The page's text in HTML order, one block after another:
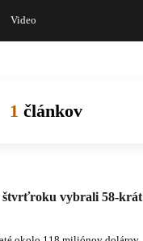
Video
1 článkov
štvrťroku vybrali 58-krát